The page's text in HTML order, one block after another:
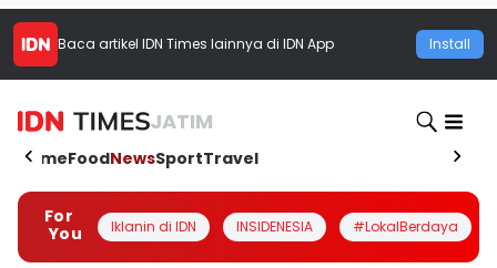
Baca artikel IDN Times lainnya di IDN App Install
JATIM
HomeFoodNewsSportTravel
For
You
Iklanin di IDN INSIDENESIA #LokalBerdaya